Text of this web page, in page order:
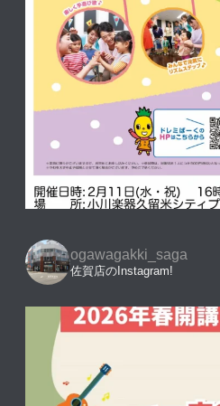
ogawagakki_saga
佐賀店のInstagram!